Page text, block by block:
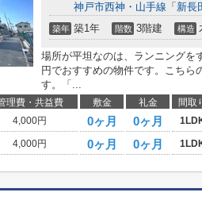
神戸市西神・山手線 「 新長
築年 築1年 階数 3階建 構造
場所が平坦なのは、ランニングを
円でおすすめの物件です。こちら
す。「...
理費・共益費 敷金 礼金 間取
4,000円 0ヶ月 0ヶ月
4,000円 0ヶ月 0ヶ月